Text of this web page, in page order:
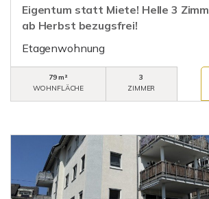
Eigentum statt Miete! Helle 3
ab Herbst bezugsfrei!
Etagenwohnung
79 m²
WOHNFLÄCHE
3
ZIMMER